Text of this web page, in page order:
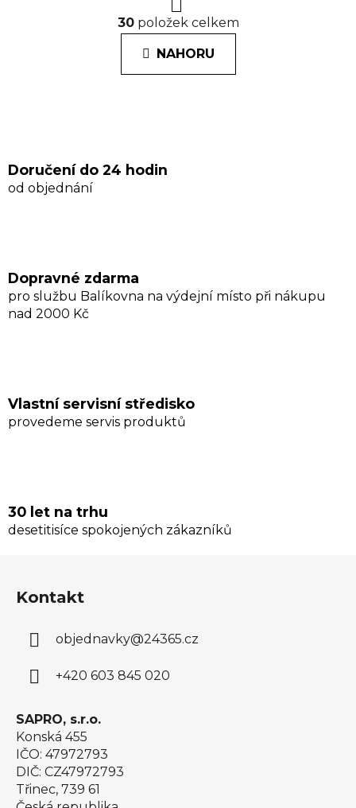
O
v
l
á
d
i
s
r
á
n
k
30položek celkem
NAHORU
Doručení do 24 hodin
od objednání
Dopravné zdarma
pro službu Balíkovna na výdejní místo při nákupu
nad 2000 Kč
Vlastní servisní středisko
provedeme servis produktů
30 let na trhu
desetitisíce spokojených zákazníků
Kontakt
objednavky@24365.cz
+420 603 845 020
SAPRO, s.r.o.
Konská 455
IČO: 47972793
DIČ: CZ47972793
Třinec, 739 61